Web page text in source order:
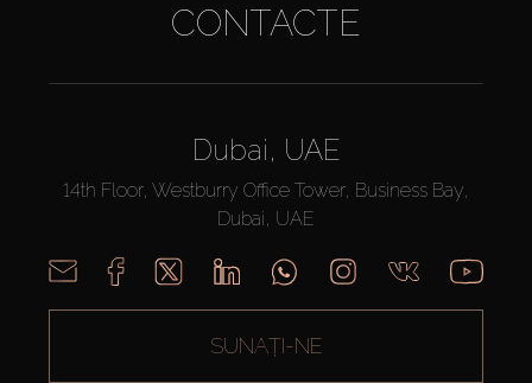
CONTACTE
Dubai, UAE
14th Floor, Westburry Office Tower, Business Bay,
Dubai, UAE
SUNAȚI-NE